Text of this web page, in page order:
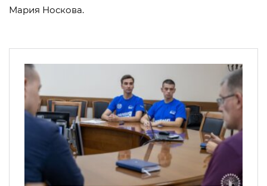
Мария Носкова.